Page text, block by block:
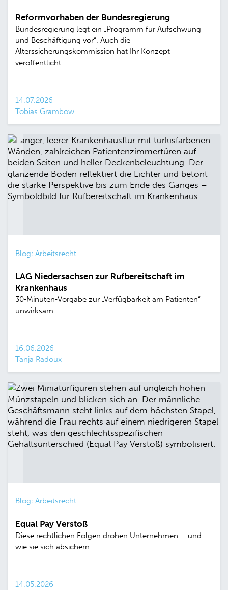
Reformvorhaben der Bundesregierung
Bundesregierung legt ein „Programm für Aufschwung
und Beschäftigung vor“. Auch die
Alterssicherungskommission hat Ihr Konzept
veröffentlicht.
14.07.2026
Tobias Grambow
Blog: Arbeitsrecht
LAG Niedersachsen zur Rufbereitschaft im
Krankenhaus
30‑Minuten‑Vorgabe zur „Verfügbarkeit am Patienten“
unwirksam
16.06.2026
Tanja Radoux
Blog: Arbeitsrecht
Equal Pay Verstoß
Diese rechtlichen Folgen drohen Unternehmen – und
wie sie sich absichern
14.05.2026